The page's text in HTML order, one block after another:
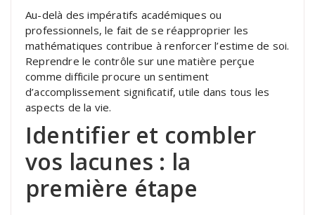
Au-delà des impératifs académiques ou
professionnels, le fait de se réapproprier les
mathématiques contribue à renforcer l’estime de soi.
Reprendre le contrôle sur une matière perçue
comme difficile procure un sentiment
d’accomplissement significatif, utile dans tous les
aspects de la vie.
Identifier et combler
vos lacunes : la
première étape